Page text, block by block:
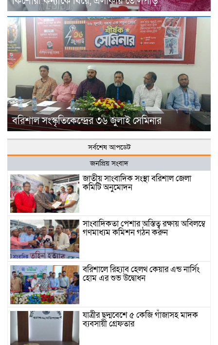
বরিশাল সংস্কৃতিকেন্দ্রের ৩৬ জুলাই সেমিনার
সর্বশেষ আপডেট
জনপ্রিয় সংবাদ
জাতীয় সাংবাদিক সংস্থা বরিশাল জেলা
কমিটি অনুমোদন
সাংবাদিকতা পেশার অস্তিত্ব রক্ষায় অবিলম্বে
গণমাধ্যম কমিশন গঠন করুন
বরিশালে রিহ্যাব হেলথ কেয়ার এন্ড নার্সিং
হোম এর শুভ উদ্বোধন
যাত্রীর ছদ্মবেশে ৫ কেজি গাঁজাসহ মাদক
ব্যবসায়ী গ্রেফতার